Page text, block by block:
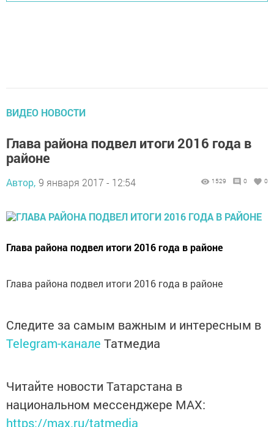
ВИДЕО НОВОСТИ
Глава района подвел итоги 2016 года в
районе
Автор, 9 января 2017 - 12:54 1529 0 0
Глава района подвел итоги 2016 года в районе
Глава района подвел итоги 2016 года в районе
Следите за самым важным и интересным в
Telegram-канале Татмедиа
Читайте новости Татарстана в
национальном мессенджере MАХ:
https://max.ru/tatmedia